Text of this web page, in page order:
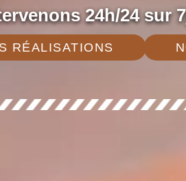
24h/24 sur
RÉALISATIONS